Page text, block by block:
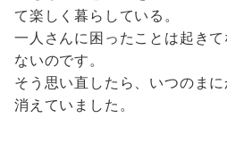
て楽しく暮らしている。
一人さんに困ったことは起き
ないのです。
そう思い直したら、いつのま
消えていました。